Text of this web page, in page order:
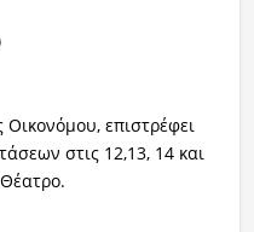
Οικονόμου, επιστρέφει
στις 12,13, 14 και